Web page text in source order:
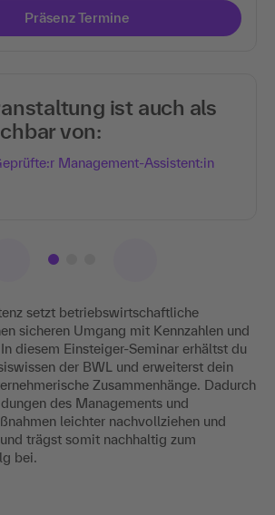
setzt betriebswirtschaftliche
sicheren Umgang mit Kennzahlen und
diesem Einsteiger-Seminar erhältst du
der BWL und erweiterst dein
Zusammenhänge. Dadurch
des Managements und
leichter nachvollziehen und
trägst somit nachhaltig zum
bei.
Präsenz Termine
ist auch als
von:
Management-Assistent:in